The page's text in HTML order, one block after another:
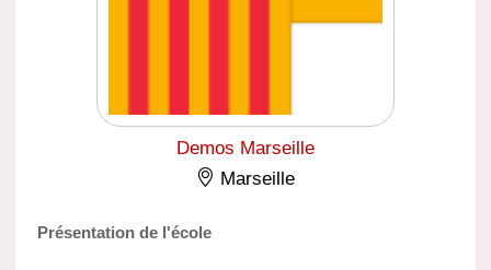
Demos Marseille
Marseille
Présentation de l'école